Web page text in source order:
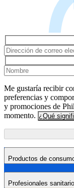
Me gustaría recibir
preferencias y
y promociones de
momento. ¿Qué
Productos de
Profesionales